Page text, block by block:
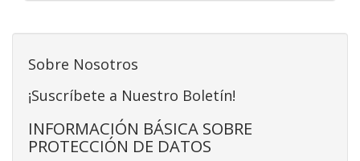
Sobre Nosotros
¡Suscríbete a Nuestro Boletín!
INFORMACIÓN BÁSICA SOBRE
PROTECCIÓN DE DATOS